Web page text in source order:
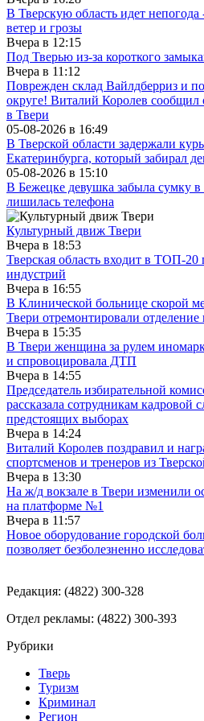
В Тверскую область идет
ветер и грозы
Вчера в 12:15
Под Тверью из-за короткого
Вчера в 11:12
Поврежден склад Вайлдберриз и
округе! Виталий Королев
в Твери
05-08-2026 в 16:49
В Тверской области задержали
Екатеринбурга, который забирал
05-08-2026 в 15:10
В Бежецке девушка забыла сумку в
лишилась телефона
Культурный движ Твери
Вчера в 18:53
Тверская область входит в ТОП-
индустрий
Вчера в 16:55
В Клинической больнице скорой
Твери отремонтировали
Вчера в 15:35
В Твери женщина за рулем
и спровоцировала ДТП
Вчера в 14:55
Председатель избирательной
рассказала сотрудникам
предстоящих выборах
Вчера в 14:24
Виталий Королев поздравил и
спортсменов и тренеров из
Вчера в 13:30
На ж/д вокзале в Твери изменили
на платформе №1
Вчера в 11:57
Новое оборудование городской
позволяет безболезненно
Редакция: (4822) 300-328
Отдел рекламы: (4822) 300-393
Рубрики
Тверь
Туризм
Криминал
Регион